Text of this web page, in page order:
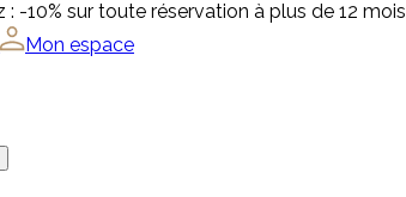
-10% sur toute réservation à plus de 12 mois
Mon espace